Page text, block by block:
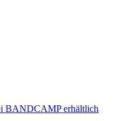
BANDCAMP erhältlich